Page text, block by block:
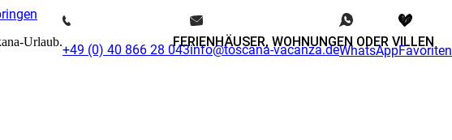
Urlaub.
+49 (0) 40 866 28 043info@toscana-vacanza.deWhatsAppFavoriten
FERIENHÄUSER, WOHNUNGEN ODER VILLEN